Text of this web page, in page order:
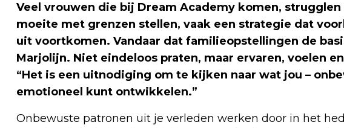
Veel vrouwen die bij Dream Academy komen,
moeite met grenzen stellen, vaak een strategie dat
uit voortkomen. Vandaar dat familieopstellingen de
Marjolijn. Niet eindeloos praten, maar ervaren, voelen
“Het is een uitnodiging om te kijken naar wat jou –
emotioneel kunt ontwikkelen.”
Onbewuste patronen uit je verleden werken door in het